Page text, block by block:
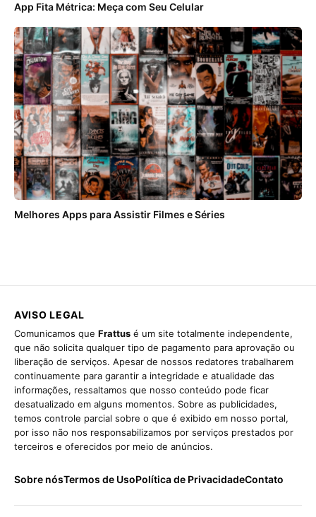
App Fita Métrica: Meça com Seu Celular
Melhores Apps para Assistir Filmes e Séries
AVISO LEGAL
Comunicamos que Frattus é um site totalmente independente,
que não solicita qualquer tipo de pagamento para aprovação ou
liberação de serviços. Apesar de nossos redatores trabalharem
continuamente para garantir a integridade e atualidade das
informações, ressaltamos que nosso conteúdo pode ficar
desatualizado em alguns momentos. Sobre as publicidades,
temos controle parcial sobre o que é exibido em nosso portal,
por isso não nos responsabilizamos por serviços prestados por
terceiros e oferecidos por meio de anúncios.
Sobre nósTermos de UsoPolítica de PrivacidadeContato